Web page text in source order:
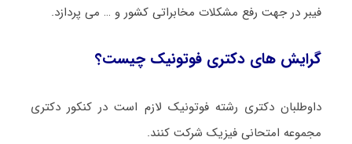
فیبر در جهت رفع مشکلات مخابراتی کشور و … می پردازد.
گرایش های دکتری فوتونیک چیست؟
داوطلبان دکتری رشته فوتونیک لازم است در کنکور دکتری
مجموعه امتحانی فیزیک شرکت کنند.